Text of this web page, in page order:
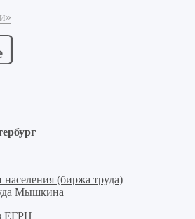
населения (биржа труда)
Мышкина
ЕГРН